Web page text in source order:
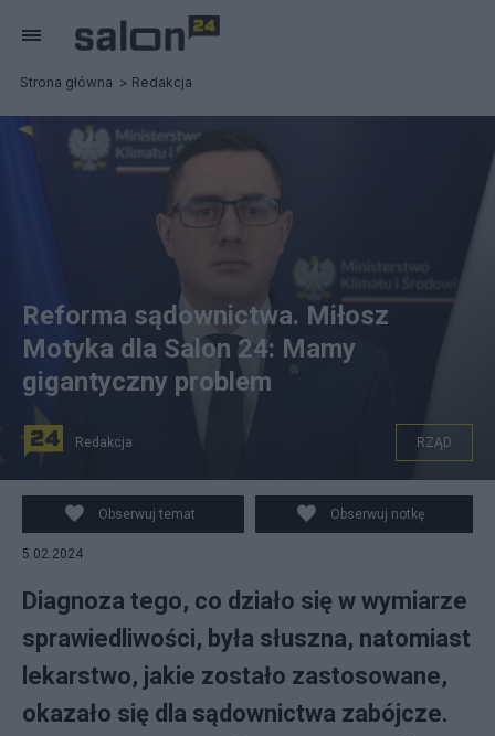
Strona główna Redakcja
Miłosz Motyka, fot. gov.pl
Reforma sądownictwa. Miłosz
Motyka dla Salon 24: Mamy
gigantyczny problem
Redakcja RZĄD
Obserwuj temat Obserwuj notkę
5.02.2024
Diagnoza tego, co działo się w wymiarze
sprawiedliwości, była słuszna, natomiast
lekarstwo, jakie zostało zastosowane,
okazało się dla sądownictwa zabójcze.